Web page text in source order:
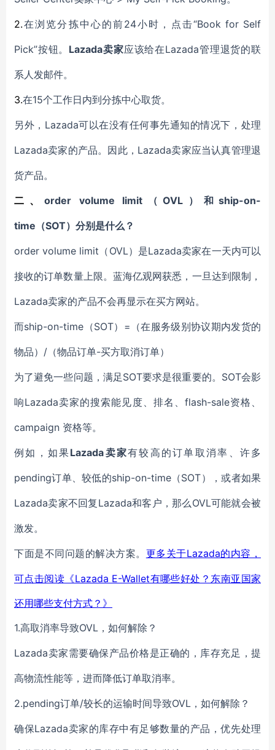
2.在浏览分拣中心的前24小时，点击“Book for Self
Pick”按钮。 Lazada卖家应该给在Lazada管理退货的联
系人发邮件。
3.在15个工作日内到分拣中心取货。
另外， Lazada可以在没有任何事先通知的情况下 ， 处理
Lazada卖家的产品。因此， Lazada卖家应当认真管理退
货产品。
二、order volume limit （OVL ） 和ship-on-
time（SOT）分别是什么 ？
order volume limit （ OVL） 是Lazada卖家在一天内可以
接收的订单数量上限。 蓝海亿观网获悉， 一旦达到限制，
Lazada卖家的产品不会再显示在买方网站。
而ship-on-time （SOT） = （在服务级别协议期内发货的
物品） / （物品订单-买方取消订单）
为了避免一些问题，满足SOT要求是很重要的。SOT会影
响Lazada卖家的搜索能见度、排名、 flash-sale资格、
campaign 资格等。
例如，如果Lazada卖家有较高的订单取消率、许多
pending订单、较低的ship-on-time（SOT） ，或者如果
Lazada卖家不回复Lazada和客户，那么 OVL可能就会被
激发。
下面是不同问题的解决方案。 更多关于Lazada的内容，
可点击阅读《Lazada E-Wallet有哪些好处？东南亚国家
还用哪些支付方式？》
1.高取消率导致OVL ， 如何解除？
Lazada卖家需要确保产品价格是正确的，库存充足，提
高物流性能等 ， 进而降低订单取消率。
2.pending订单/较长的运输时间导致OVL ， 如何解除？
确保Lazada卖家的库存中有足够数量的产品，优先处理